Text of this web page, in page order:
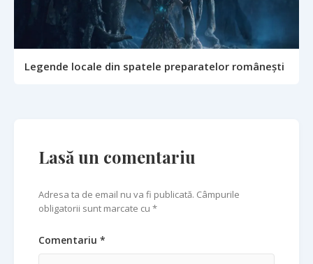
Legende locale din spatele preparatelor românești
Lasă un comentariu
Adresa ta de email nu va fi publicată. Câmpurile
obligatorii sunt marcate cu *
Comentariu *